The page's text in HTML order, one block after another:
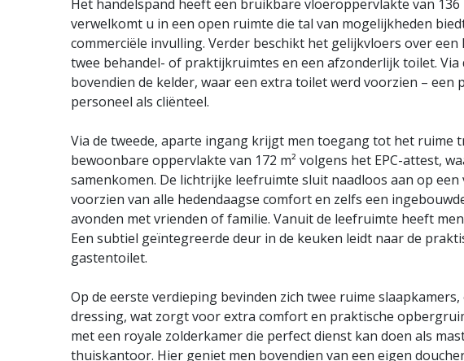
Het handelspand heeft een bruikbare vloeroppervlakte van 136
verwelkomt u in een open ruimte die tal van mogelijkheden
commerciële invulling. Verder beschikt het gelijkvloers over
twee behandel- of praktijkruimtes en een afzonderlijk toilet.
bovendien de kelder, waar een extra toilet werd voorzien – een
personeel als cliënteel.
Via de tweede, aparte ingang krijgt men toegang tot het ruime
bewoonbare oppervlakte van 172 m² volgens het EPC-attest,
samenkomen. De lichtrijke leefruimte sluit naadloos aan op
voorzien van alle hedendaagse comfort en zelfs een
avonden met vrienden of familie. Vanuit de leefruimte heeft
Een subtiel geïntegreerde deur in de keuken leidt naar de
gastentoilet.
Op de eerste verdieping bevinden zich twee ruime
dressing, wat zorgt voor extra comfort en praktische
met een royale zolderkamer die perfect dienst kan doen als
thuiskantoor. Hier geniet men bovendien van een eigen